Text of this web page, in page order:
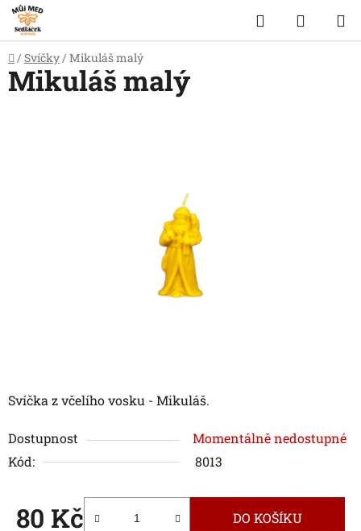
Přejít
na
obsah
Hledat
KOŠÍK
Domů
/ Svíčky / Mikuláš malý
Svíčka z včelího vosku - Mikuláš.
Dostupnost
Momentálně nedostupné
Kód:
8013
80 Kč DO KOŠÍKU
Mikuláš malý